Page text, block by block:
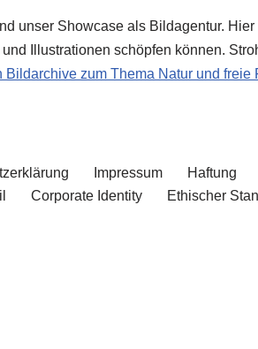
unser Showcase als Bildagentur.
Illustrationen schöpfen können.
Bildarchive zum Thema Natur und freie
Impressum Haftung
Corporate Identity Ethischer